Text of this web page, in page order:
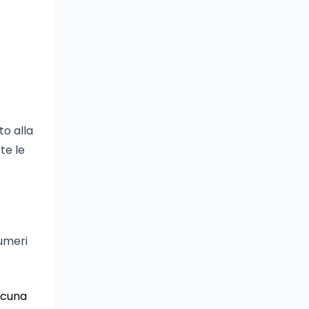
alla
le